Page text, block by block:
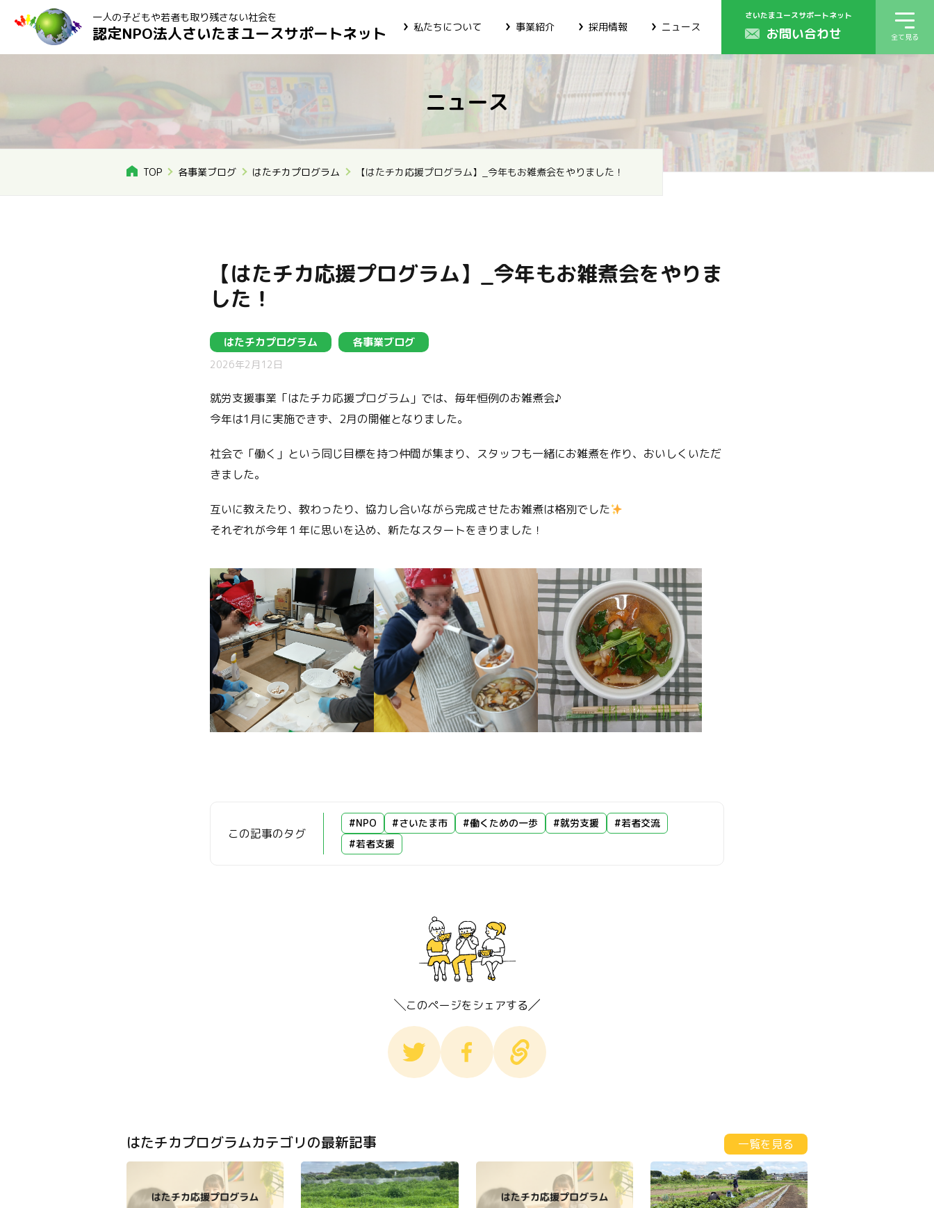
一人の子どもや若者も取り残さない社会を
認定NPO法人さいたまユースサポートネット 私たちについて 事業紹介 採用情報 ニュース
さいたまユースサポートネット
お問い合わせ 全て見る
ニュース
TOP 各事業ブログ はたチカプログラム 【はたチカ応援プログラム】_今年もお雑煮会をやりました！
【はたチカ応援プログラム】_今年もお雑煮会をやりま
した！
はたチカプログラム 各事業ブログ
2026年2月12日
就労支援事業「はたチカ応援プログラム」では、毎年恒例のお雑煮会♪
今年は1月に実施できず、2月の開催となりました。
社会で「働く」という同じ目標を持つ仲間が集まり、スタッフも一緒にお雑煮を作り、おいしくいただ
きました。
互いに教えたり、教わったり、協力し合いながら完成させたお雑煮は格別でした
それぞれが今年１年に思いを込め、新たなスタートをきりました！
この記事のタグ
#NPO #さいたま市 #働くための一歩 #就労支援
#若者交流
#若者支援
このページをシェアする
はたチカプログラムカテゴリの最新記事 一覧を見る